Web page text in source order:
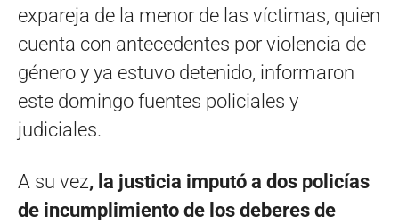
expareja de la menor de las víctimas, quien
cuenta con antecedentes por violencia de
género y ya estuvo detenido, informaron
este domingo fuentes policiales y
judiciales.
A su vez, la justicia imputó a dos policías
de incumplimiento de los deberes de